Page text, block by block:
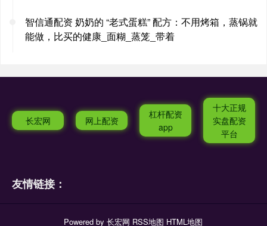
智信通配资 奶奶的 “老式蛋糕” 配方：不用烤箱，蒸锅就
能做，比买的健康_面糊_蒸笼_带着
长宏网 网上配资
杠杆配资
app
十大正规
实盘配资
平台
友情链接：
Powered by长宏网 RSS地图 HTML地图